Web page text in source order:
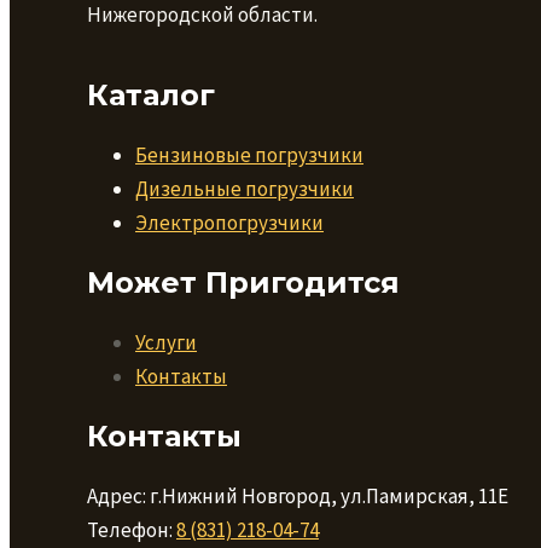
Нижегородской области.
Каталог
Бензиновые погрузчики
Дизельные погрузчики
Электропогрузчики
Может Пригодится
Услуги
Контакты
Контакты
Адрес: г.Нижний Новгород, ул.Памирская, 11Е
Телефон:8 (831) 218-04-74